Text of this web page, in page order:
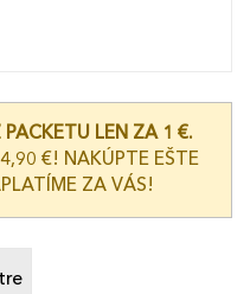
PACKETU LEN ZA 1 €.
€! NAKÚPTE EŠTE
ZA VÁS!